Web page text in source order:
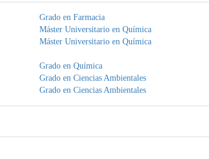
Grado en Farmacia
Máster Universitario en Química
Máster Universitario en Química
Grado en Química
Grado en Ciencias Ambientales
Grado en Ciencias Ambientales